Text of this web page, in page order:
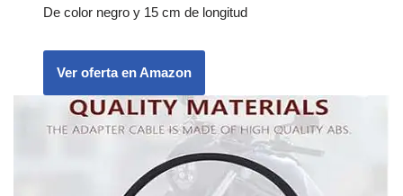
De color negro y 15 cm de longitud
Ver oferta en Amazon